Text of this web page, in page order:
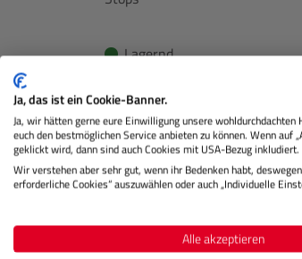
Lagernd
Preis €
IN DEN WARENKORB
Ja, das ist ein Cookie-Banner.
Ja, wir hätten gerne eure Einwilligung unsere wohldurchdachten
euch den bestmöglichen Service anbieten zu können. Wenn auf
geklickt wird, dann sind auch Cookies mit USA-Bezug inkludiert.
Wir verstehen aber sehr gut, wenn ihr Bedenken habt,
erforderliche Cookies“ auszuwählen oder auch „Individuelle
Alle akzeptieren